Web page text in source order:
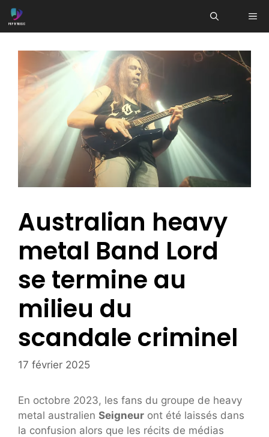
Aller
au
Australian heavy
metal Band Lord
se termine au
milieu du
scandale criminel
17 février 2025
En octobre 2023, les fans du groupe de heavy
metal australien Seigneur ont été laissés dans
la confusion alors que les récits de médias